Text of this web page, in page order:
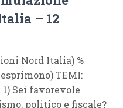
– 12
Nord Italia) %
TEMI:
1) Sei favorevole
politico e fiscale?